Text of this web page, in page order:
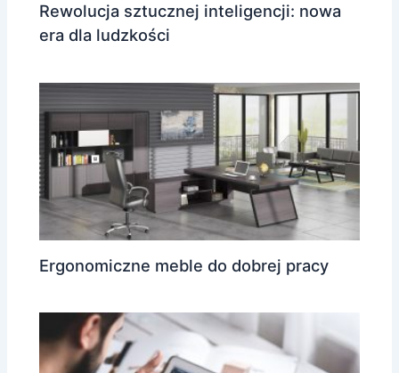
Rewolucja sztucznej inteligencji: nowa
era dla ludzkości
Ergonomiczne meble do dobrej pracy